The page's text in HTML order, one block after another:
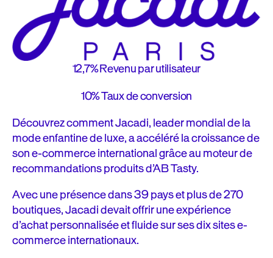
12,7%Revenu par utilisateur
10%Taux de conversion
Découvrez comment Jacadi, leader mondial de la
mode enfantine de luxe, a accéléré la croissance de
son e-commerce international grâce au moteur de
recommandations produits d’AB Tasty.
Avec une présence dans 39 pays et plus de 270
boutiques, Jacadi devait offrir une expérience
d’achat personnalisée et fluide sur ses dix sites e-
commerce internationaux.